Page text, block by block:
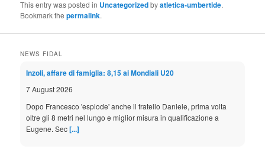
This entry was posted in Uncategorizedbyatletica-umbertide.
Bookmark thepermalink.
NEWS FIDAL
Inzoli, affare di famiglia: 8,15 ai Mondiali U20
7 August 2026
Dopo Francesco 'esplode' anche il fratello Daniele, prima volta
oltre gli 8 metri nel lungo e miglior misura in qualificazione a
Eugene. Sec[...]